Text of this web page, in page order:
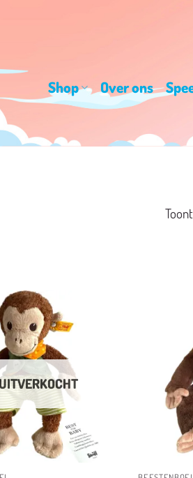
Shop Over ons
verlanglijst